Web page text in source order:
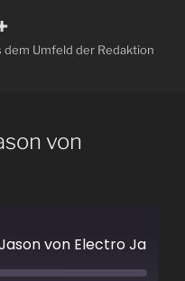
Umfeld der Redaktion
von
von Electro Jam